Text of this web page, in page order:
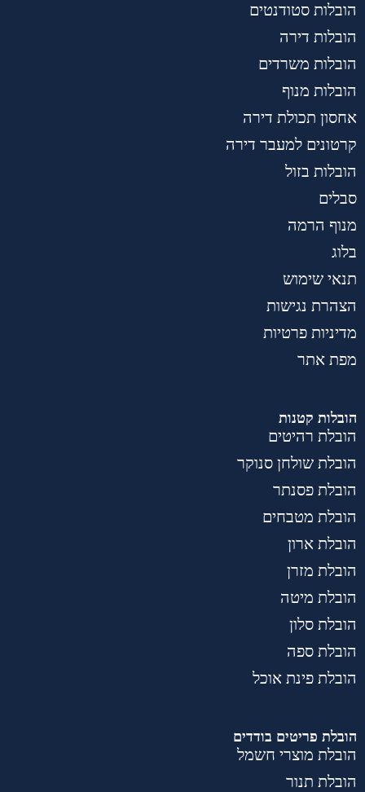
הובלות סטודנטים
הובלות דירה
הובלות משרדים
הובלות מנוף
אחסון תכולת דירה
קרטונים למעבר דירה
הובלות בזול
סבלים
מנוף הרמה
בלוג
תנאי שימוש
הצהרת נגישות
מדיניות פרטיות
מפת אתר
הובלות קטנות
הובלת רהיטים
הובלת שולחן סנוקר
הובלת פסנתר
הובלת מטבחים
הובלת ארון
הובלת מזרן
הובלת מיטה
הובלת סלון
הובלת ספה
הובלת פינת אוכל
הובלת פריטים בודדים
הובלת מוצרי חשמל
הובלת תנור